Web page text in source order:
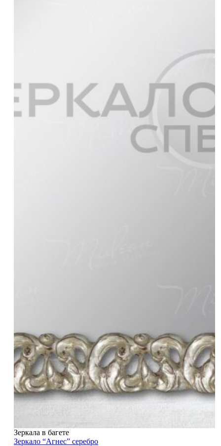
Зеркала в багете
Зеркало “Агнес” серебро